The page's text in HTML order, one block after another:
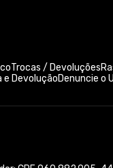
Trocas / Devoluções
e DevoluçãoDenuncie o